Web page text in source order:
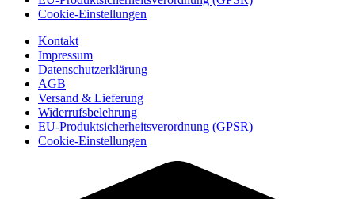
Cookie-Einstellungen
Kontakt
Impressum
Datenschutzerklärung
AGB
Versand & Lieferung
Widerrufsbelehrung
EU-Produktsicherheitsverordnung (GPSR)
Cookie-Einstellungen